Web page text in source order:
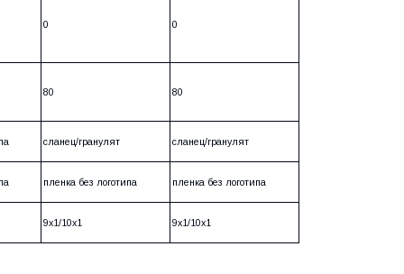
0 0
80 80
сланец/гранулят сланец/гранулят
пленка без логотипа пленка без логотипа
9х1/10х1 9х1/10х1